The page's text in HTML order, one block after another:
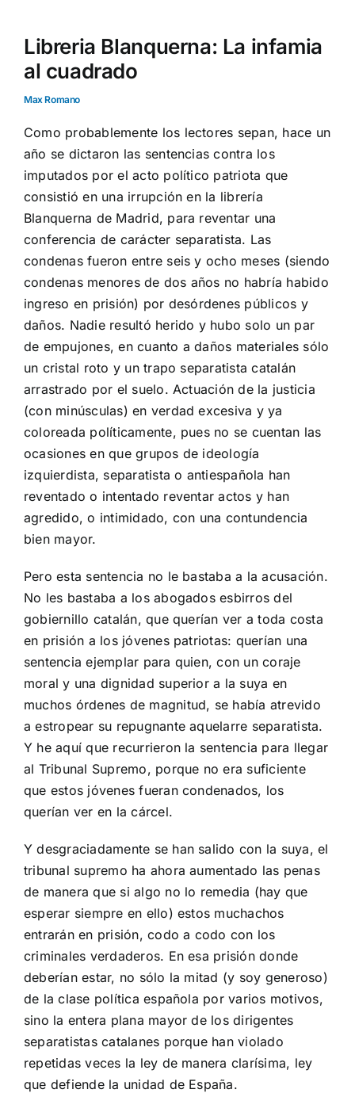
Libreria Blanquerna: La infamia
al cuadrado
Max Romano
Como probablemente los lectores sepan, hace un
año se dictaron las sentencias contra los
imputados por el acto político patriota que
consistió en una irrupción en la librería
Blanquerna de Madrid, para reventar una
conferencia de carácter separatista. Las
condenas fueron entre seis y ocho meses (siendo
condenas menores de dos años no habría habido
ingreso en prisión) por desórdenes públicos y
daños. Nadie resultó herido y hubo solo un par
de empujones, en cuanto a daños materiales sólo
un cristal roto y un trapo separatista catalán
arrastrado por el suelo. Actuación de la justicia
(con minúsculas) en verdad excesiva y ya
coloreada políticamente, pues no se cuentan las
ocasiones en que grupos de ideología
izquierdista, separatista o antiespañola han
reventado o intentado reventar actos y han
agredido, o intimidado, con una contundencia
bien mayor.
Pero esta sentencia no le bastaba a la acusación.
No les bastaba a los abogados esbirros del
gobiernillo catalán, que querían ver a toda costa
en prisión a los jóvenes patriotas: querían una
sentencia ejemplar para quien, con un coraje
moral y una dignidad superior a la suya en
muchos órdenes de magnitud, se había atrevido
a estropear su repugnante aquelarre separatista.
Y he aquí que recurrieron la sentencia para llegar
al Tribunal Supremo, porque no era suficiente
que estos jóvenes fueran condenados, los
querían ver en la cárcel.
Y desgraciadamente se han salido con la suya, el
tribunal supremo ha ahora aumentado las penas
de manera que si algo no lo remedia (hay que
esperar siempre en ello) estos muchachos
entrarán en prisión, codo a codo con los
criminales verdaderos. En esa prisión donde
deberían estar, no sólo la mitad (y soy generoso)
de la clase política española por varios motivos,
sino la entera plana mayor de los dirigentes
separatistas catalanes porque han violado
repetidas veces la ley de manera clarísima, ley
que defiende la unidad de España.